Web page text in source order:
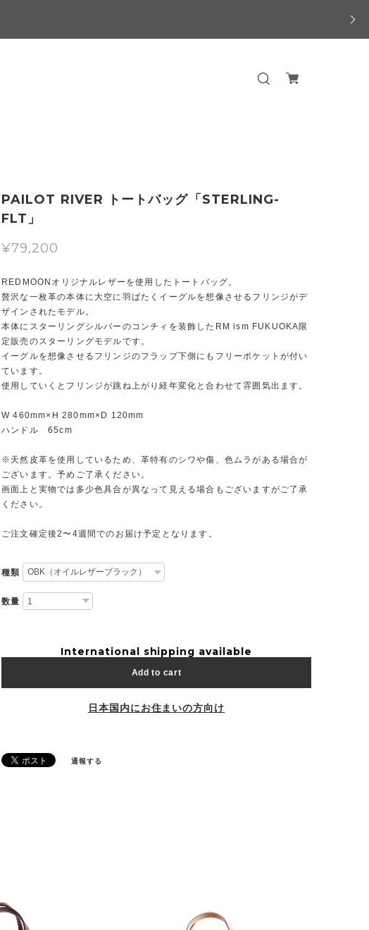
PAILOT RIVER トートバッグ「STERLING-
FLT」
¥79,200
REDMOONオリジナルレザーを使用したトートバッグ。
贅沢な一枚革の本体に大空に羽ばたくイーグルを想像させるフリンジがデ
ザインされたモデル。
本体にスターリングシルバーのコンチィを装飾したRM ism FUKUOKA限
定販売のスターリングモデルです。
イーグルを想像させるフリンジのフラップ下側にもフリーポケットが付い
ています。
使用していくとフリンジが跳ね上がり経年変化と合わせて雰囲気出ます。
W 460mm×H 280mm×D 120mm
ハンドル 65cm
※天然皮革を使用しているため、革特有のシワや傷、色ムラがある場合が
ございます。予めご了承ください。
画面上と実物では多少色具合が異なって見える場合もございますがご了承
ください。
ご注文確定後2〜4週間でのお届け予定となります。
種類
数量
International shipping available
Add to cart
日本国内にお住まいの方向け
通報する